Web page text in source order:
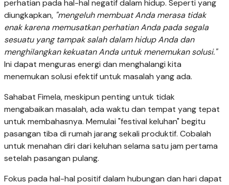
perhatian pada hal-hal negatif dalam hidup. Seperti yang
diungkapkan, "mengeluh membuat Anda merasa tidak
enak karena memusatkan perhatian Anda pada segala
sesuatu yang tampak salah dalam hidup Anda dan
menghilangkan kekuatan Anda untuk menemukan solusi."
Ini dapat menguras energi dan menghalangi kita
menemukan solusi efektif untuk masalah yang ada.
Sahabat Fimela, meskipun penting untuk tidak
mengabaikan masalah, ada waktu dan tempat yang tepat
untuk membahasnya. Memulai "festival keluhan" begitu
pasangan tiba di rumah jarang sekali produktif. Cobalah
untuk menahan diri dari keluhan selama satu jam pertama
setelah pasangan pulang.
Fokus pada hal-hal positif dalam hubungan dan hari dapat